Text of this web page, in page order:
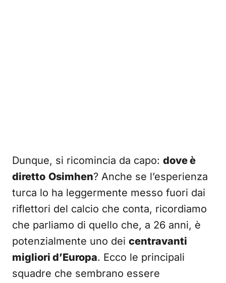
Dunque, si ricomincia da capo: dove è
diretto Osimhen? Anche se l’esperienza
turca lo ha leggermente messo fuori dai
riflettori del calcio che conta, ricordiamo
che parliamo di quello che, a 26 anni, è
potenzialmente uno dei centravanti
migliori d’Europa. Ecco le principali
squadre che sembrano essere